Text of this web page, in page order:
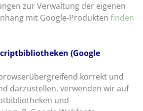
zur Verwaltung der eigenen
mit Google-Produkten finden
(Google
korrekt und
darzustellen, verwenden wir auf
und